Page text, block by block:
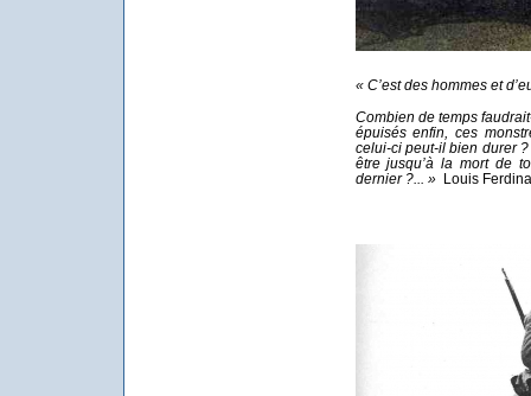
« C’est des hommes et
Combien de temps
épuisés enfin, ces
celui-ci peut-il bien durer
être jusqu’à la mort de
dernier ?... »
Louis